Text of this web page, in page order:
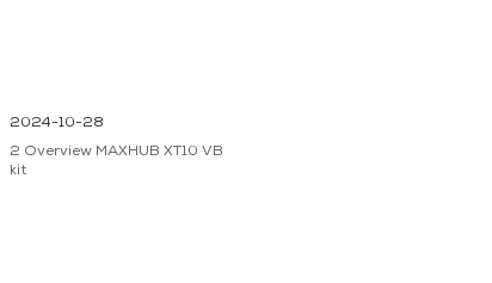
2024-10-28
2 Overview MAXHUB XT10 VB
kit